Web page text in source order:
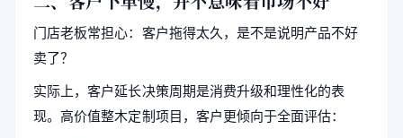
门店老板常担心：客户拖得太久，是不是说明产品不好
卖了？
实际上，客户延长决策周期是消费升级和理性化的表
现。高价值整木定制项目，客户更倾向于全面评估：